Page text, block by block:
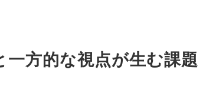
方的な視点が生む課題